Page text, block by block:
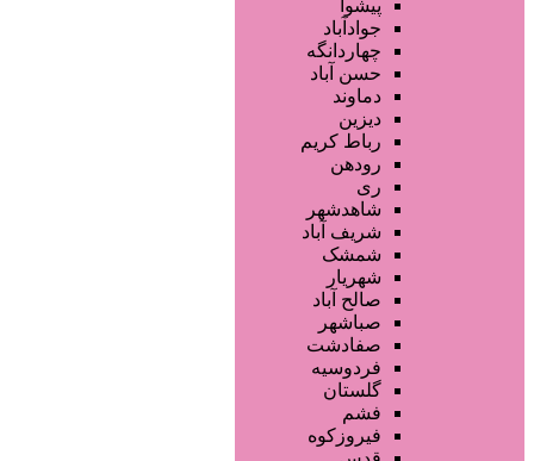
محصولات پوست
محصولات مو
خدمات دندانپزشکی
ماساژ و اسپا
خدمات لیزر و رفع موهای زائد
سایر خدمات
پیشوا
جوادآباد
چهاردانگه
حسن آباد
دماوند
دیزین
رباط کریم
رودهن
ری
شاهدشهر
شریف آباد
شمشک
شهریار
صالح آباد
صباشهر
صفادشت
فردوسیه
گلستان
فشم
فیروزکوه